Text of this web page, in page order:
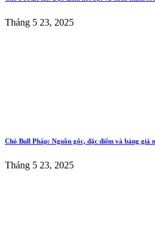
Tháng 5 23, 2025
Chó Bull Pháp: Nguồn gốc, đặc điểm và bảng giá
Tháng 5 23, 2025